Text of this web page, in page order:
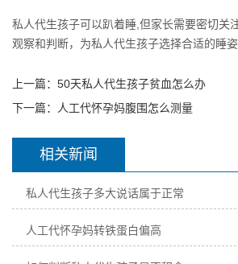
私人代生孩子可以趴着睡,但家长需要密切关
观察和判断，为私人代生孩子选择合适的睡
上一篇： 50天私人代生孩子贫血怎么办
下一篇：
人工代怀孕妈腹围怎么测量
相关新闻
私人代生孩子多大说话属于正常
人工代怀孕妈转铁蛋白偏高